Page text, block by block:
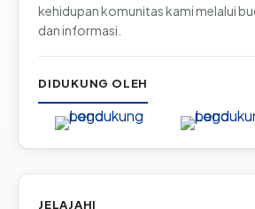
kehidupan komunitas kami melalui
dan informasi.
DIDUKUNG OLEH
JELAJAHI